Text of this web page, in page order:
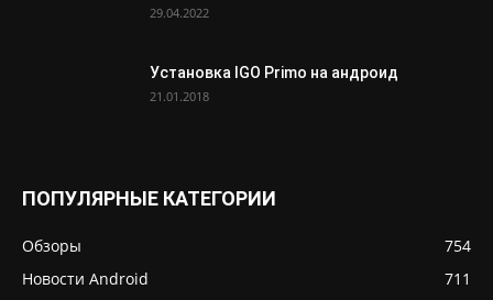
29.04.2022
Установка IGO Primo на андроид
21.01.2018
ПОПУЛЯРНЫЕ КАТЕГОРИИ
Обзоры
754
Новости Android
711